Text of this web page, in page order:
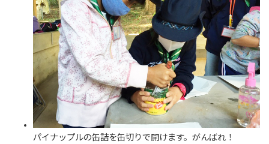
パイナップルの缶詰を缶切りで開けます。がんばれ！